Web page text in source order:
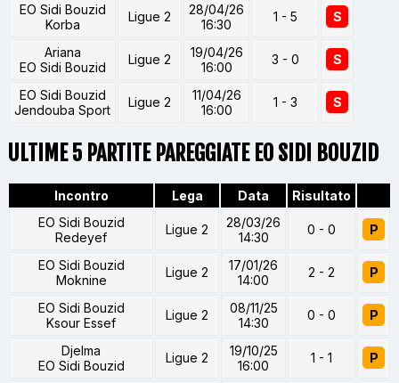
EO Sidi Bouzid
Korba
Ligue 2
28/04/26
16:30
1 - 5 S
Ariana
EO Sidi Bouzid
Ligue 2
19/04/26
16:00
3 - 0 S
EO Sidi Bouzid
Jendouba Sport
Ligue 2
11/04/26
16:00
1 - 3 S
ULTIME 5 PARTITE PAREGGIATE EO SIDI BOUZID
Incontro Lega Data
Risultato
EO Sidi Bouzid
Redeyef
Ligue 2
28/03/26
14:30
0 - 0 P
EO Sidi Bouzid
Moknine
Ligue 2
17/01/26
14:00
2 - 2 P
EO Sidi Bouzid
Ksour Essef
Ligue 2
08/11/25
14:30
0 - 0 P
Djelma
EO Sidi Bouzid
Ligue 2
19/10/25
16:00
1 - 1 P